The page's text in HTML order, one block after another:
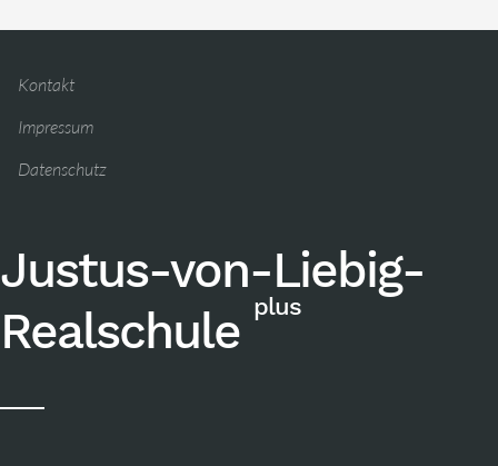
Kontakt
Impressum
Datenschutz
Justus-von-Liebig-
Realschule plus